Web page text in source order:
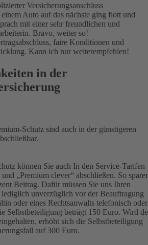
Versicherungsanschluss
Auto auf das nächste ging flott und
mit einer sehr freundlichen und
Bravo, weiter so!
faire Konditionen und
Kann ich nur weiterempfehlen!
in der
Schutz sind auch in der günstigeren
können Sie auch In den Service-Tarifen
„Premium clever“ abschließen. So
Beitrag. Dafür müssen Sie uns Ihren
unverzüglich vor der Beauftragung
oder eines Rechtsanwalts telefonisch oder
Selbstbeteiligung beträgt 150 Euro. Wird
erhöht sich die Selbstbeteiligung
auf 300 Euro.